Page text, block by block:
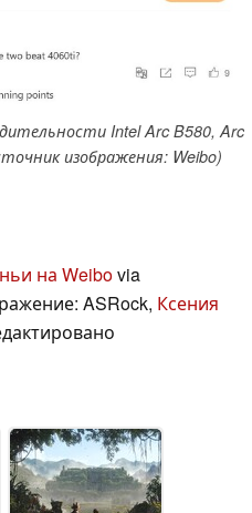
Intel Arc B580, Arc
изображения: Weibo)
на Weibovia
ASRock, Ксения